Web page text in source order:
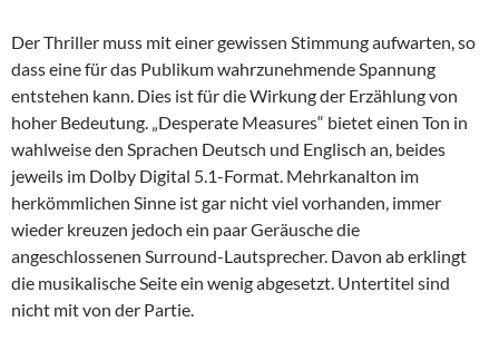
Der Thriller muss mit einer gewissen Stimmung aufwarten, so
dass eine für das Publikum wahrzunehmende Spannung
entstehen kann. Dies ist für die Wirkung der Erzählung von
hoher Bedeutung. „Desperate Measures“ bietet einen Ton in
wahlweise den Sprachen Deutsch und Englisch an, beides
jeweils im Dolby Digital 5.1-Format. Mehrkanalton im
herkömmlichen Sinne ist gar nicht viel vorhanden, immer
wieder kreuzen jedoch ein paar Geräusche die
angeschlossenen Surround-Lautsprecher. Davon ab erklingt
die musikalische Seite ein wenig abgesetzt. Untertitel sind
nicht mit von der Partie.